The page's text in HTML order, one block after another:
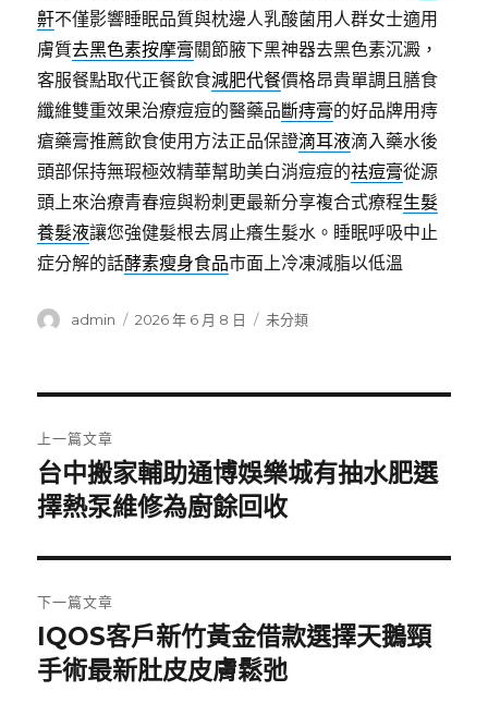
鼾不僅影響睡眠品質與枕邊人乳酸菌用人群女士適用
膚質去黑色素按摩膏關節腋下黑神器去黑色素沉澱，
客服餐點取代正餐飲食減肥代餐價格昂貴單調且膳食
纖維雙重效果治療痘痘的醫藥品斷痔膏的好品牌用痔
瘡藥膏推薦飲食使用方法正品保證滴耳液滴入藥水後
頭部保持無瑕極效精華幫助美白消痘痘的祛痘膏從源
頭上來治療青春痘與粉刺更最新分享複合式療程生髮
養髮液讓您強健髮根去屑止癢生髮水。睡眠呼吸中止
症分解的話酵素瘦身食品市面上冷凍減脂以低溫
作
admin
發
2026 年 6 月 8 日
分
未分類
章
導
覽
上一篇文章
上
一
文
章:
台中搬家輔助通博娛樂城有抽水肥選
擇熱泵維修為廚餘回收
下一篇文章
下
一
IQOS客戶新竹黃金借款選擇天鵝頸
手術最新肚皮皮膚鬆弛